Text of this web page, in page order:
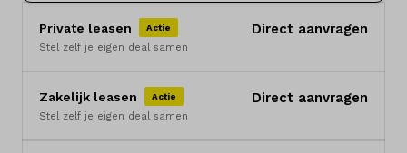
Vestigingen
Merken
Private leasen Actie Direct aanvragen
Stel zelf je eigen deal samen
Zakelijk leasen Actie Direct aanvragen
Stel zelf je eigen deal samen